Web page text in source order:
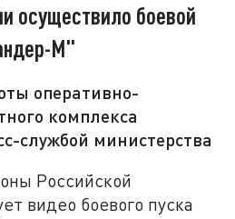
осуществило боевой
М"
оперативно-
комплекса
службой министерства
Российской
видео боевого пуска